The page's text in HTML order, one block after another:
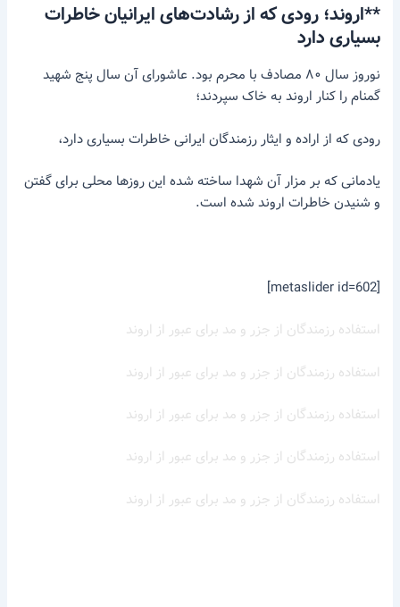
**اروند؛ رودی که از رشادت‌های ایرانیان خاطرات
بسیاری دارد
نوروز سال ۸۰ مصادف با محرم بود. عاشورای آن سال پنج شهید
گمنام را کنار اروند به خاک سپردند؛
رودی که از اراده و ایثار رزمندگان ایرانی خاطرات بسیاری دارد،
یادمانی که بر مزار آن شهدا ساخته شده این روزها محلی برای گفتن
و شنیدن خاطرات اروند شده است.
[metaslider id=602]
استفاده رزمندگان از جزر و مد برای عبور از اروند
استفاده رزمندگان از جزر و مد برای عبور از اروند
استفاده رزمندگان از جزر و مد برای عبور از اروند
استفاده رزمندگان از جزر و مد برای عبور از اروند
استفاده رزمندگان از جزر و مد برای عبور از اروند